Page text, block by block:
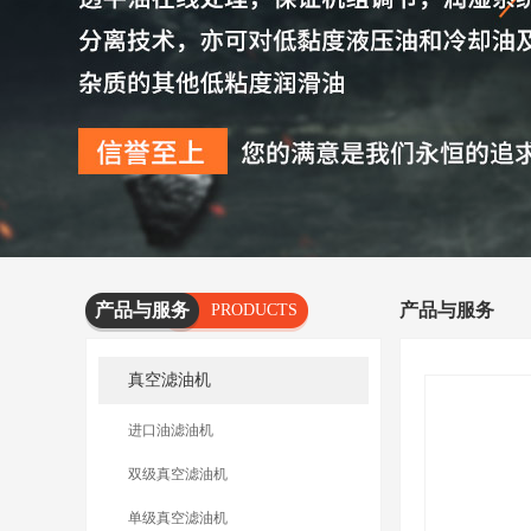
产品与服务
PRODUCTS
真空滤油机
进口油滤油机
双级真空滤油机
单级真空滤油机
产品与服务